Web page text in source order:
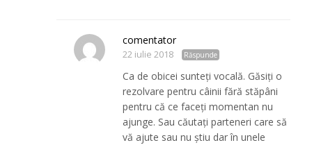
comentator
22 iulie 2018 Răspunde
Ca de obicei sunteți vocală. Găsiți o
rezolvare pentru câinii fără stăpâni
pentru că ce faceți momentan nu
ajunge. Sau căutați parteneri care să
vă ajute sau nu știu dar în unele